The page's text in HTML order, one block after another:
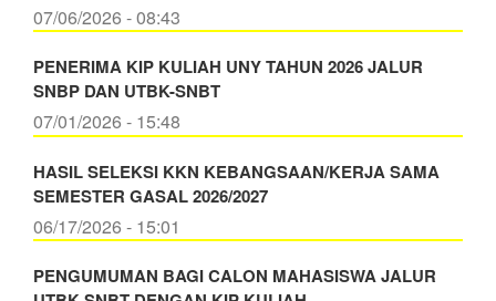
07/06/2026 - 08:43
PENERIMA KIP KULIAH UNY TAHUN 2026 JALUR
SNBP DAN UTBK-SNBT
07/01/2026 - 15:48
HASIL SELEKSI KKN KEBANGSAAN/KERJA SAMA
SEMESTER GASAL 2026/2027
06/17/2026 - 15:01
PENGUMUMAN BAGI CALON MAHASISWA JALUR